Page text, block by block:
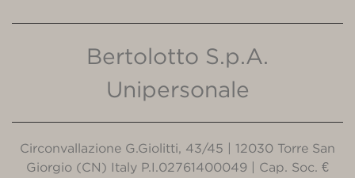
Bertolotto S.p.A.
Unipersonale
Circonvallazione G.Giolitti, 43/45 | 12030 Torre San
Giorgio (CN) Italy P.I.02761400049 | Cap. Soc. €